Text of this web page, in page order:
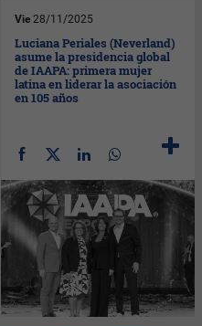
Vie 28/11/2025
Luciana Periales (Neverland)
asume la presidencia global
de IAAPA: primera mujer
latina en liderar la asociación
en 105 años